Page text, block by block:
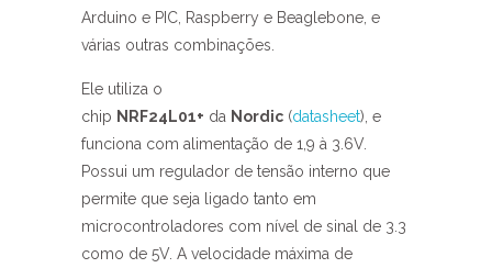
Arduino e PIC, Raspberry e Beaglebone, e
várias outras combinações.
Ele utiliza o
chip NRF24L01+ da Nordic (datasheet), e
funciona com alimentação de 1,9 à 3.6V.
Possui um regulador de tensão interno que
permite que seja ligado tanto em
microcontroladores com nível de sinal de 3.3
como de 5V. A velocidade máxima de